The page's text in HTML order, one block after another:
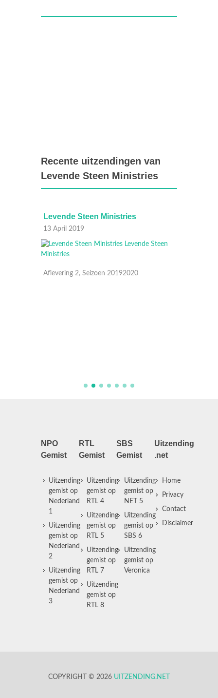
Recente uitzendingen van
Levende Steen Ministries
Levende Steen Ministries
13 April 2019
Aflevering 2, Seizoen 20192020
NPO
Gemist
Uitzending
gemist op
Nederland
1
Uitzending
gemist op
Nederland
2
Uitzending
gemist op
Nederland
3
RTL
Gemist
Uitzending
gemist op
RTL 4
Uitzending
gemist op
RTL 5
Uitzending
gemist op
RTL 7
Uitzending
gemist op
RTL 8
SBS
Gemist
Uitzending
gemist op
NET 5
Uitzending
gemist op
SBS 6
Uitzending
gemist op
Veronica
Uitzending
.net
Home
Privacy
Contact
Disclaimer
COPYRIGHT © 2026 UITZENDING.NET